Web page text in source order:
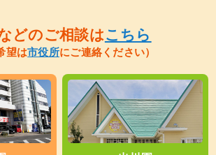
どのご相談はこちら
望は市役所にご連絡ください）